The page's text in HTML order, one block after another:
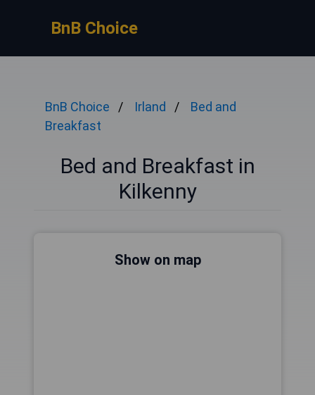
BnB Choice
BnB Choice Irland
Bed and
Breakfast
Bed and Breakfast in
Kilkenny
Show on map